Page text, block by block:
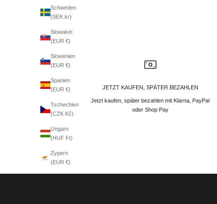
Schweden
(SEK kr)
Slowakei
(EUR €)
Slowenien
(EUR €)
Spanien
(EUR €)
Tschechien
(CZK Kč)
Ungarn
(HUF Ft)
Zypern
(EUR €)
JETZT KAUFEN, SPÄTER BEZAHLEN
Jetzt kaufen, später bezahlen mit Klarna, PayPal
oder Shop Pay